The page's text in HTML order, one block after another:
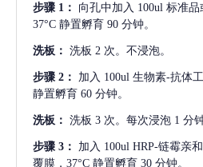
步骤 1： 向孔中加入 100ul 标准品
37°C 静置孵育 90 分钟。
洗板： 洗板 2 次。不浸泡。
步骤 2： 加入 100ul 生物素-抗体
静置孵育 60 分钟。
洗板： 洗板 3 次。每次浸泡 1 分钟
步骤 3： 加入 100ul HRP-链霉亲
覆膜，37°C 静置孵育 30 分钟。